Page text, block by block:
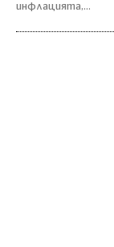
инфлацията,...